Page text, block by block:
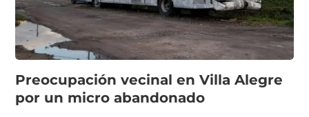
Preocupación vecinal en Villa Alegre
por un micro abandonado